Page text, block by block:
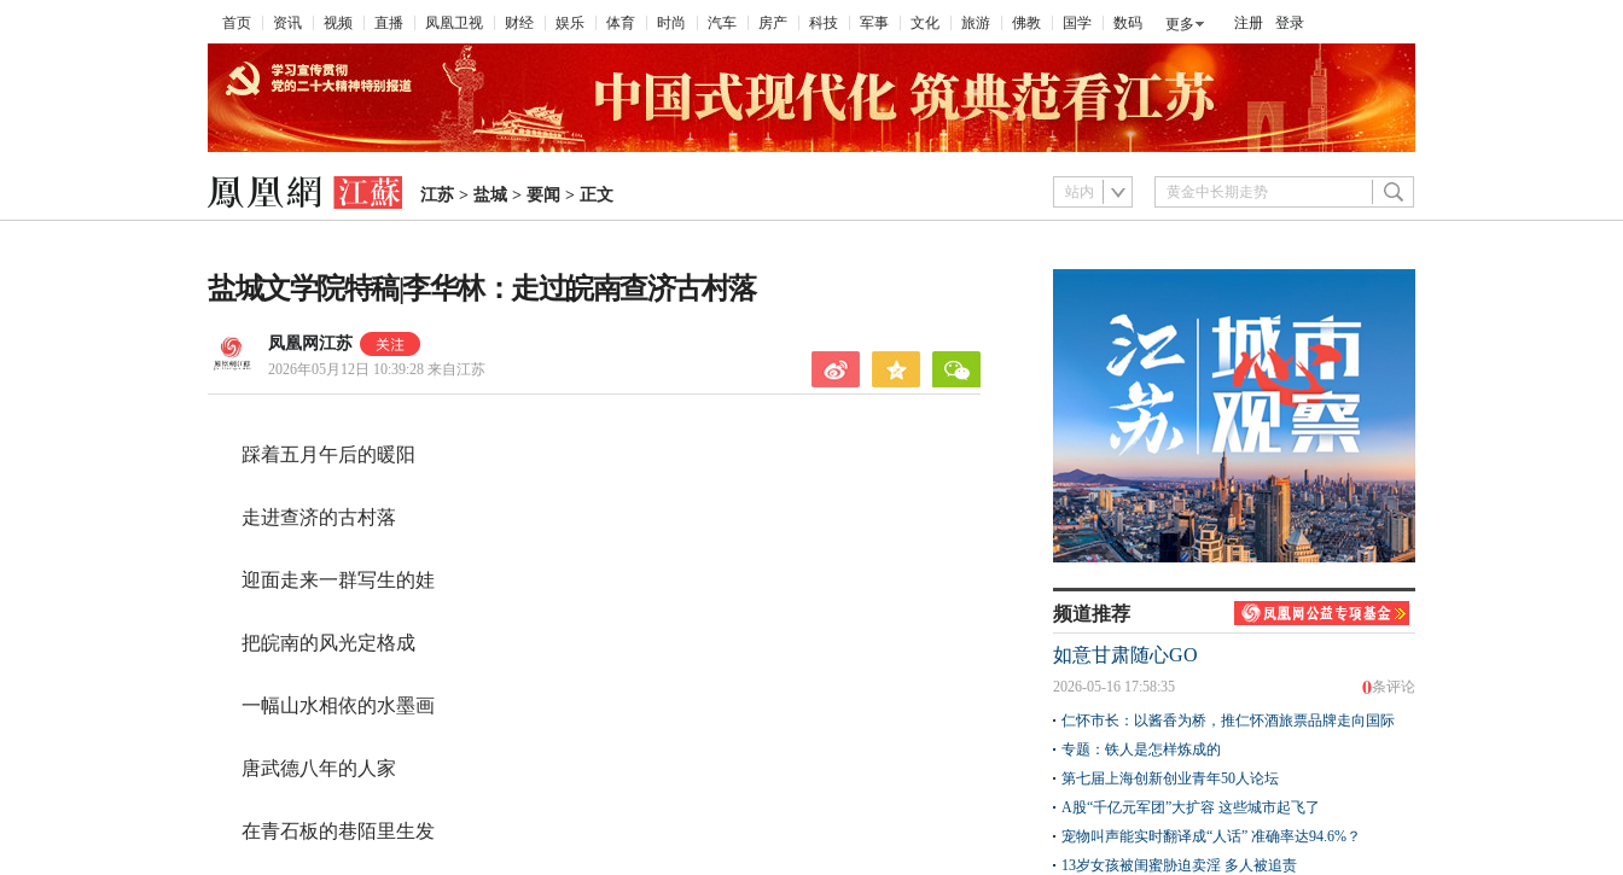
首页 资讯 视频 直播 凤凰卫视 财经 娱乐 体育 时尚 汽车 房产 科技 军事 文化 旅游 佛教 国学 数码 更多 注册 登录
江苏 > 盐城 > 要闻 > 正文 站内
盐城文学院特稿|李华林：走过皖南查济古村落
凤凰网江苏
2026年05月12日 10:39:28 来自江苏
踩着五月午后的暖阳
走进查济的古村落
迎面走来一群写生的娃
把皖南的风光定格成
一幅山水相依的水墨画
唐武德八年的人家
在青石板的巷陌里生发
频道推荐
如意甘肃随心GO
0条评论
2026-05-16 17:58:35
仁怀市长：以酱香为桥，推仁怀酒旅票品牌走向国际
专题：铁人是怎样炼成的
第七届上海创新创业青年50人论坛
A股“千亿元军团”大扩容 这些城市起飞了
宠物叫声能实时翻译成“人话” 准确率达94.6%？
13岁女孩被闺蜜胁迫卖淫 多人被追责